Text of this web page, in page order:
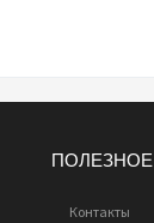
ПОЛЕЗНОЕ
Контакты